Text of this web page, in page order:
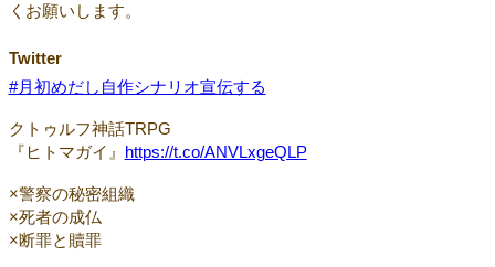
くお願いします。
Twitter
#月初めだし自作シナリオ宣伝する
クトゥルフ神話TRPG
『ヒトマガイ』 https://t.co/ANVLxgeQLP
×警察の秘密組織
×死者の成仏
×断罪と贖罪